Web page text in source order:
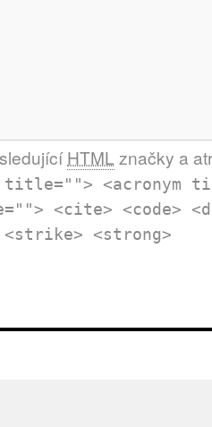
HTML značky a
<acronym
<cite> <code>
<strong>